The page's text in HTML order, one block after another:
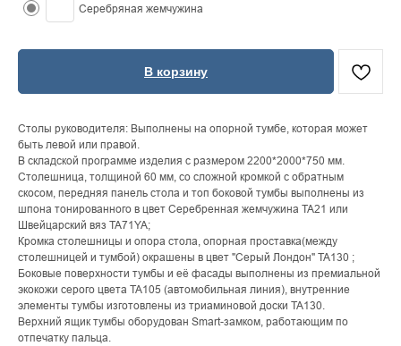
Серебряная жемчужина
В корзину
Столы руководителя: Выполнены на опорной тумбе, которая может
быть левой или правой.
В складской программе изделия с размером 2200*2000*750 мм.
Столешница, толщиной 60 мм, со сложной кромкой с обратным
скосом, передняя панель стола и топ боковой тумбы выполнены из
шпона тонированного в цвет Серебренная жемчужина TA21 или
Швейцарский вяз TA71YA;
Кромка столешницы и опора стола, опорная проставка(между
столешницей и тумбой) окрашены в цвет "Серый Лондон" TA130 ;
Боковые поверхности тумбы и её фасады выполнены из премиальной
экокожи серого цвета TA105 (автомобильная линия), внутренние
элементы тумбы изготовлены из триаминовой доски TA130.
Верхний ящик тумбы оборудован Smart-замком, работающим по
отпечатку пальца.